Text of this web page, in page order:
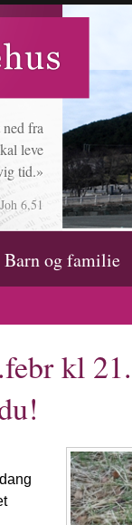
fra
leve
tid.»
Joh 6,51
Barn og familie
kl